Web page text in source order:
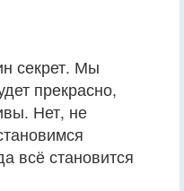
секрет. Мы
прекрасно,
Нет, не
всё становится